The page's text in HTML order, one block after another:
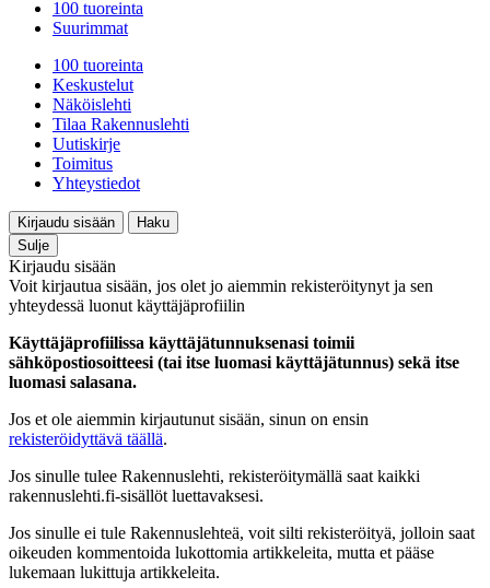
100 tuoreinta
Suurimmat
100 tuoreinta
Keskustelut
Näköislehti
Tilaa Rakennuslehti
Uutiskirje
Toimitus
Yhteystiedot
Kirjaudu sisään
Haku
Sulje
Kirjaudu sisään
Voit kirjautua sisään, jos olet jo aiemmin rekisteröitynyt ja sen
yhteydessä luonut käyttäjäprofiilin
Käyttäjäprofiilissa käyttäjätunnuksenasi toimii
sähköpostiosoitteesi (tai itse luomasi käyttäjätunnus) sekä itse
luomasi salasana.
Jos et ole aiemmin kirjautunut sisään, sinun on ensin
rekisteröidyttävä täällä.
Jos sinulle tulee Rakennuslehti, rekisteröitymällä saat kaikki
rakennuslehti.fi-sisällöt luettavaksesi.
Jos sinulle ei tule Rakennuslehteä, voit silti rekisteröityä, jolloin saat
oikeuden kommentoida lukottomia artikkeleita, mutta et pääse
lukemaan lukittuja artikkeleita.